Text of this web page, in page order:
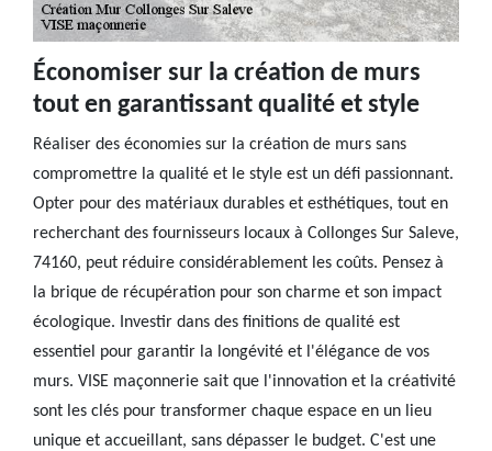
Économiser sur la création de murs
tout en garantissant qualité et style
Réaliser des économies sur la création de murs sans
compromettre la qualité et le style est un défi passionnant.
Opter pour des matériaux durables et esthétiques, tout en
recherchant des fournisseurs locaux à Collonges Sur Saleve,
74160, peut réduire considérablement les coûts. Pensez à
la brique de récupération pour son charme et son impact
écologique. Investir dans des finitions de qualité est
essentiel pour garantir la longévité et l'élégance de vos
murs. VISE maçonnerie sait que l'innovation et la créativité
sont les clés pour transformer chaque espace en un lieu
unique et accueillant, sans dépasser le budget. C'est une